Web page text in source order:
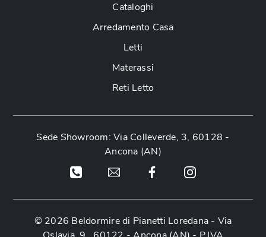
Cataloghi
Arredamento Casa
Letti
Materassi
Reti Letto
Sede Showroom: Via Colleverde, 3, 60128 -
Ancona (AN)
© 2026 Beldormire di Pianetti Loredana - Via